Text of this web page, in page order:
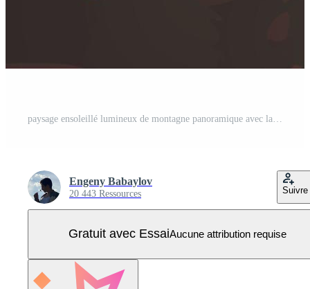
Engeny Babaylov
20 443 Ressources Suivre
Gratuit avec EssaiAucune attribution requise